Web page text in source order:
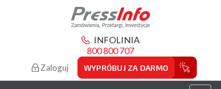
INFOLINIA
800 800 707
Zaloguj WYPRÓBUJ ZA DARMO